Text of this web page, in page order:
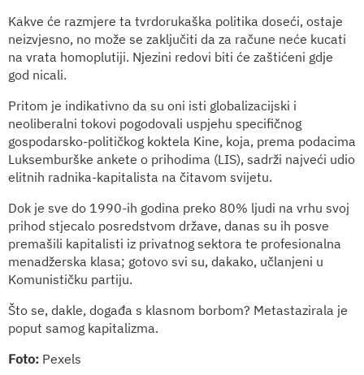
Kakve će razmjere ta tvrdorukaška politika doseći, ostaje
neizvjesno, no može se zaključiti da za račune neće kucati
na vrata homoplutiji. Njezini redovi biti će zaštićeni gdje
god nicali.
Pritom je indikativno da su oni isti globalizacijski i
neoliberalni tokovi pogodovali uspjehu specifičnog
gospodarsko-političkog koktela Kine, koja, prema podacima
Luksemburške ankete o prihodima (LIS), sadrži najveći udio
elitnih radnika-kapitalista na čitavom svijetu.
Dok je sve do 1990-ih godina preko 80% ljudi na vrhu svoj
prihod stjecalo posredstvom države, danas su ih posve
premašili kapitalisti iz privatnog sektora te profesionalna
menadžerska klasa; gotovo svi su, dakako, učlanjeni u
Komunističku partiju.
Što se, dakle, događa s klasnom borbom? Metastazirala je
poput samog kapitalizma.
Foto: Pexels